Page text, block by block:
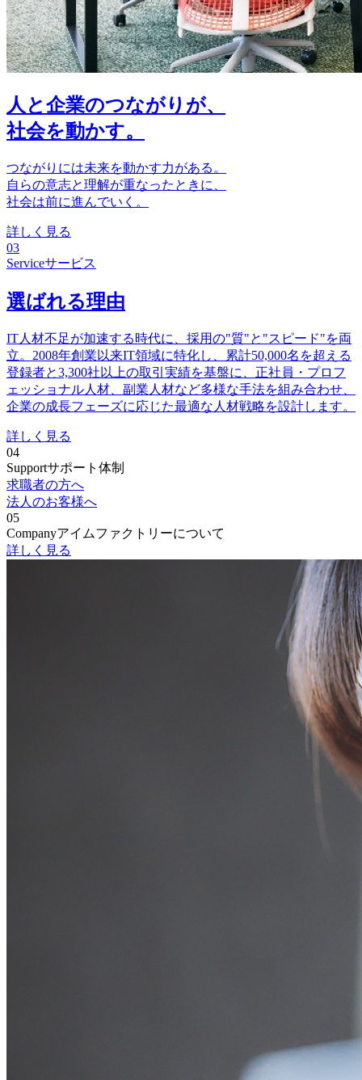
人と企業のつながりが、
社会を動かす。
つながりには未来を動かす力がある。
自らの意志と理解が重なったときに、
社会は前に進んでいく。
詳しく見る
03
Serviceサービス
選ばれる理由
IT人材不足が加速する時代に、採用の"質"と"スピード"を両
立。2008年創業以来IT領域に特化し、累計50,000名を超える
登録者と3,300社以上の取引実績を基盤に、正社員・プロフ
ェッショナル人材、副業人材など多様な手法を組み合わせ、
企業の成長フェーズに応じた最適な人材戦略を設計します。
詳しく見る
04
Supportサポート体制
求職者の方へ
法人のお客様へ
05
Companyアイムファクトリーについて
詳しく見る